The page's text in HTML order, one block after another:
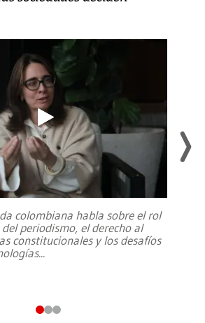
colombiana habla sobre el rol
periodismo, el derecho al
constitucionales y los desafíos
...